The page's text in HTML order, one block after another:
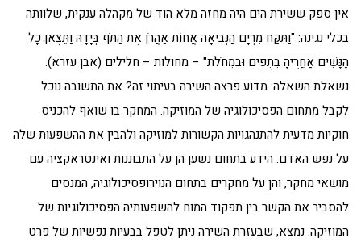
אין ספק ששירת הים היה מחזה מלא הוד של מקהלה ענקית, שלוותה
בכלי נגינה: "וַתִּקַּח מִרְיָם הַנְּבִיאָה אֲחוֹת אַהֲרֹן אֶת הַתֹּף בְּיָדָהּ וַתֵּצֶאןָ כָל
הַנָּשִׁים אַחֲרֶיהָ בְּתֻפִּים וּבִמְחֹלֹת" – מחולות – חלילים (אבן עזרא).
נשאלת השאלה: מדוע פרצה השירה בעיתוי זה? את התשובה נוכל
לקבל מתחום הפסיכולוגיה של המוזיקה. המחקר בו שואף להכניס
חוקיות מדעית להתנהגויות הקשורות למוזיקה ולהבין את ההשפעות שלה
על נפש האדם. הידע בתחום נשען הן על התבוננות ואינטראקציה עם
מושאי מחקר, והן על מחקרים בתחום הנוירופסיכולוגיה, המנסים
להסביר את הקשר בין תפקוד המוח להשפעותיה הפסיכולוגיות של
המוזיקה. נמצא, שבעזרת השירה ניתן לטפל בבעיות נפשיות של פרט